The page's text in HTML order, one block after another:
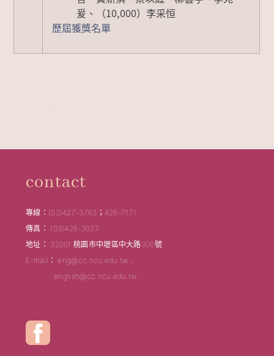
爰、（10,000）李采恒
歷屆獲獎名單
contact
專線：(03)427-3763；426-7171
傳真： (03)426-3027
地址： 32001 桃園市中壢區中大路300號
E-mail： eng@cc.ncu.edu.tw ,
english@cc.ncu.edu.tw